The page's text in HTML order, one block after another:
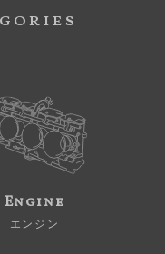
Engine
エンジン